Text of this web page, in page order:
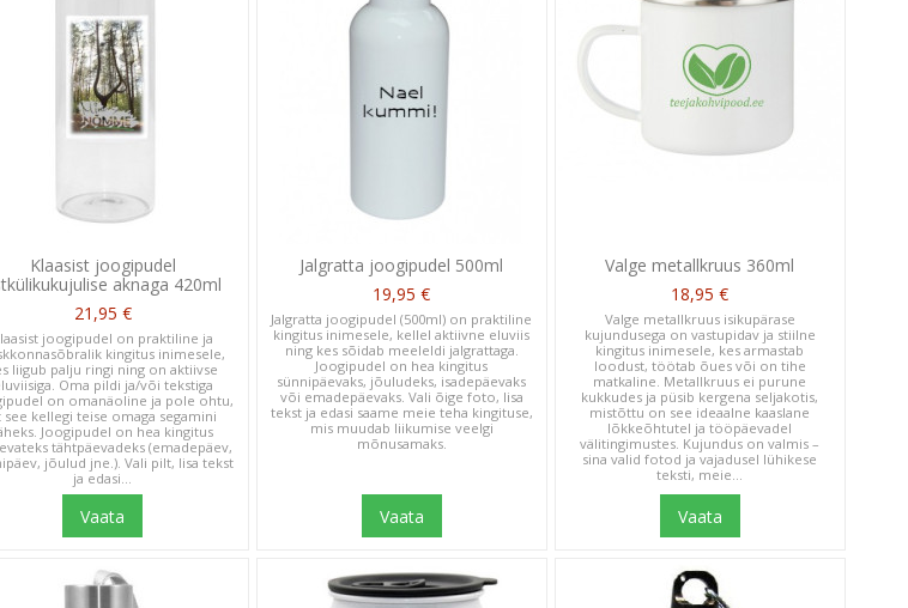
Klaasist joogipudel
aknaga 420ml
21,95 €
joogipudel on praktiline ja
kingitus inimesele,
liigub palju ringi ning on aktiivse
Oma pildi ja/või tekstiga
on omanäoline ja pole ohtu,
see kellegi teise omaga segamini
Joogipudel on hea kingitus
tähtpäevadeks (emadepäev,
jõulud jne.). Vali pilt, lisa tekst
ja edasi...
Vaata
Jalgratta joogipudel 500ml
19,95 €
Jalgratta joogipudel (500ml) on praktiline
kingitus inimesele, kellel aktiivne eluviis
ning kes sõidab meeleldi jalgrattaga.
Joogipudel on hea kingitus
sünnipäevaks, jõuludeks, isadepäevaks
või emadepäevaks. Vali õige foto, lisa
tekst ja edasi saame meie teha kingituse,
mis muudab liikumise veelgi
mõnusamaks.
Vaata
Valge metallkruus 360ml
18,95 €
Valge metallkruus isikupärase
kujundusega on vastupidav ja stiilne
kingitus inimesele, kes armastab
loodust, töötab õues või on tihe
matkaline. Metallkruus ei purune
kukkudes ja püsib kergena seljakotis,
mistõttu on see ideaalne kaaslane
lõkkeõhtutel ja tööpäevadel
välitingimustes. Kujundus on valmis –
sina valid fotod ja vajadusel lühikese
teksti, meie...
Vaata